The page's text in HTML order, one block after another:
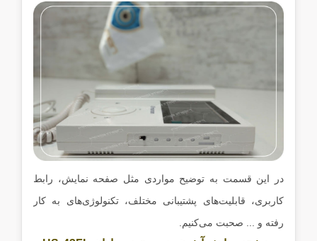
در این قسمت به توضیح مواردی مثل صفحه نمایش، رابط
کاربری، قابلیت‌های پشتیبانی مختلف، تکنولوژی‌های به کار
رفته و ... صحبت می‌کنیم.